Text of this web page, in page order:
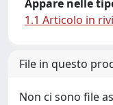
Appare nelle
1.1 Articolo in
File in questo
Non ci sono file